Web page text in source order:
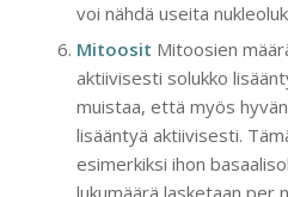
voi nähdä useita
Mitoosit Mitoosien
aktiivisesti solukko
muistaa, että myös
lisääntyä aktiivisesti.
esimerkiksi ihon
lukumäärä lasketaan per